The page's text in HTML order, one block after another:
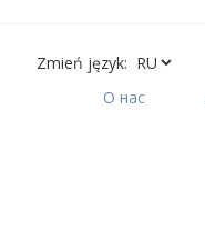
Zmień język:
О нас